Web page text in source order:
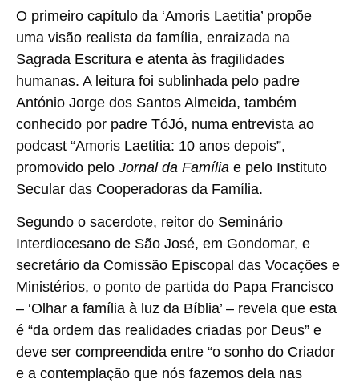
O primeiro capítulo da ‘Amoris Laetitia’ propõe
uma visão realista da família, enraizada na
Sagrada Escritura e atenta às fragilidades
humanas. A leitura foi sublinhada pelo padre
António Jorge dos Santos Almeida, também
conhecido por padre TóJó, numa entrevista ao
podcast “Amoris Laetitia: 10 anos depois”,
promovido pelo Jornal da Família e pelo Instituto
Secular das Cooperadoras da Família.
Segundo o sacerdote, reitor do Seminário
Interdiocesano de São José, em Gondomar, e
secretário da Comissão Episcopal das Vocações e
Ministérios, o ponto de partida do Papa Francisco
– ‘Olhar a família à luz da Bíblia’ – revela que esta
é “da ordem das realidades criadas por Deus” e
deve ser compreendida entre “o sonho do Criador
e a contemplação que nós fazemos dela nas